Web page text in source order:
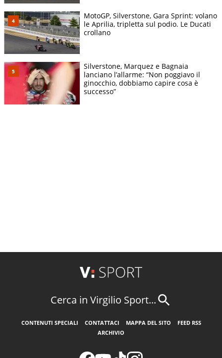
MotoGP, Silverstone, Gara Sprint: volano
le Aprilia, tripletta sul podio. Le Ducati
crollano
Silverstone, Marquez e Bagnaia
lanciano l’allarme: “Non poggiavo il
ginocchio, dobbiamo capire cosa è
successo”
Cerca in Virgilio Sport...
CONTENUTI SPECIALI CONTATTACI MAPPA DEL SITO
FEED RSS
ARCHIVIO